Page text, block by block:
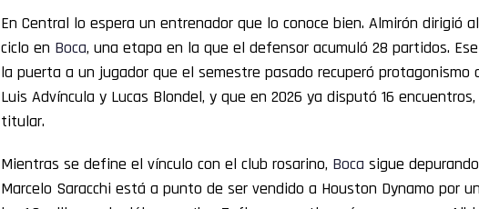
En Central lo espera un entrenador que lo conoce bien. Almirón dirigió
ciclo en Boca, una etapa en la que el defensor acumuló 28 partidos.
la puerta a un jugador que el semestre pasado recuperó protagonismo
Luis Advíncula y Lucas Blondel, y que en 2026 ya disputó 16
titular.
Mientras se define el vínculo con el club rosarino, Boca sigue
Marcelo Saracchi está a punto de ser vendido a Houston Dynamo por